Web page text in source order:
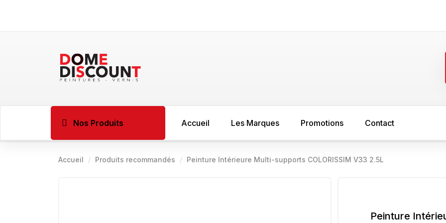
Nos Produits
BOIS FER
Accueil Les Marques Promotions Contact
Accueil Produits recommandés Peinture Intérieure Multi-supports COLORISSIM V33 2.5L
Peinture